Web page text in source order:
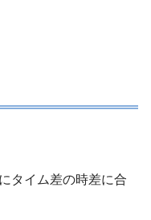
タイム差の時差に合